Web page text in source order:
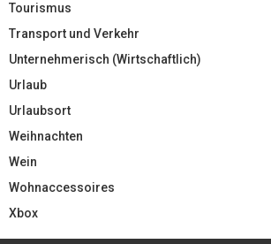
Tourismus
Transport und Verkehr
Unternehmerisch (Wirtschaftlich)
Urlaub
Urlaubsort
Weihnachten
Wein
Wohnaccessoires
Xbox